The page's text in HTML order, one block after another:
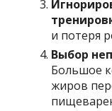
и потеря
Выбор
Большое
жиров